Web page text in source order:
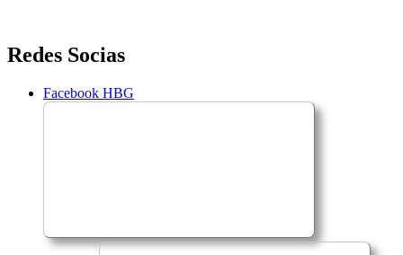
Saltar
para
conteúdo
Redes Socias
Facebook HBG